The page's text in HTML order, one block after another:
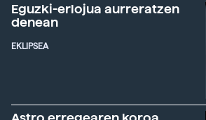
Eguzki-erlojua aurreratzen
denean
EKLIPSEA